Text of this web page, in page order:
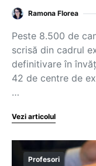
Ramona Florea
Peste 8.500 de
scrisă din cadrul
definitivare în
42 de centre de
…
Vezi articolul
Profesori